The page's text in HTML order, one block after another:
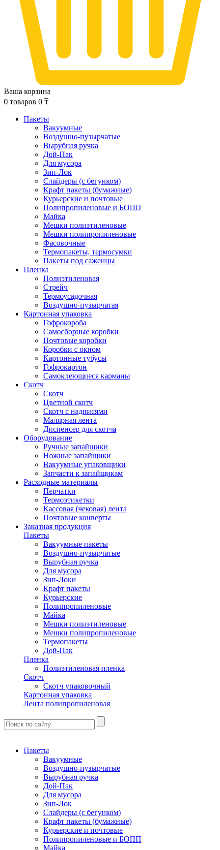
Ваша корзина
0 товаров 0 ₸
Пакеты
Вакуумные
Воздушно-пузырчатые
Вырубная ручка
Дой-Пак
Для мусора
Зип-Лок
Слайдеры (с бегунком)
Крафт пакеты (бумажные)
Курьерские и почтовые
Полипропиленовые и БОПП
Майка
Мешки полиэтиленовые
Мешки полипропиленовые
Фасовочные
Термопакеты, термосумки
Пакеты под саженцы
Пленка
Полиэтиленовая
Стрейч
Термоусадочная
Воздушно-пузырчатая
Картонная упаковка
Гофрокороба
Самосборные коробки
Почтовые коробки
Коробки с окном
Картонные тубусы
Гофрокартон
Самоклеющиеся карманы
Скотч
Скотч
Цветной скотч
Скотч с надписями
Малярная лента
Диспенсер для скотча
Оборудование
Ручные запайщики
Ножные запайщики
Вакуумные упаковщики
Запчасти к запайщикам
Расходные материалы
Перчатки
Термоэтикетки
Кассовая (чековая) лента
Почтовые конверты
Заказная продукция
Пакеты
Вакуумные пакеты
Воздушно-пузырчатые
Вырубная ручка
Для мусора
Зип-Локи
Крафт пакеты
Курьерские
Полипропиленовые
Майка
Мешки полиэтиленовые
Мешки полипропиленовые
Термопакеты
Дой-Пак
Пленка
Полиэтиленовая пленка
Скотч
Скотч упаковочный
Картонная упаковка
Лента полипропиленовая
Пакеты
Вакуумные
Воздушно-пузырчатые
Вырубная ручка
Дой-Пак
Для мусора
Зип-Лок
Слайдеры (с бегунком)
Крафт пакеты (бумажные)
Курьерские и почтовые
Полипропиленовые и БОПП
Майка